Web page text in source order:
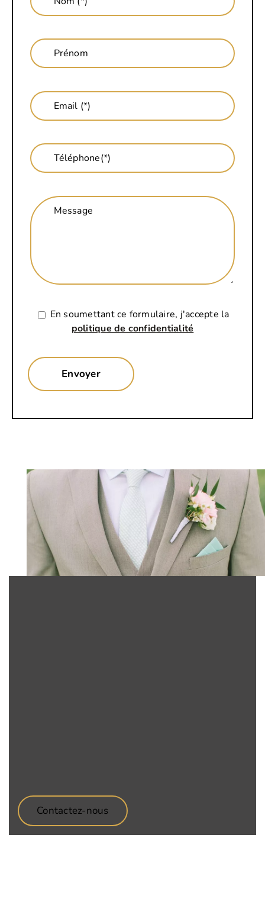
Prénom
Email (*)
Téléphone(*)
Message
En soumettant ce formulaire, j'accepte la
politique de confidentialité
Contactez-nous